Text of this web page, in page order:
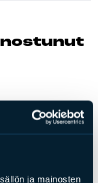
ja mainosten